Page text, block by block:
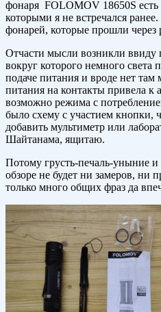
фонаря FOLOMOV 18650S
которыми я не встречался
фонарей, которые прошли через
Отчасти мысли возникли ввиду
вокруг которого немного света
подаче питания и вроде нет там
питания на контакты привела к
возможно режима с
было схему с участием кнопки,
добавить мультиметр или
Шайтанама, ящитаю.
Потому грусть-печаль-уныние
обзоре не будет ни замеров, ни
только много общих фраз да